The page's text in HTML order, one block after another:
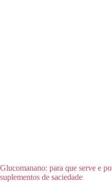
Glucomanano: para que serve e
suplementos de saciedade